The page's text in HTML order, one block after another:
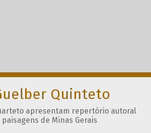
Quinteto
apresentam repertório autoral
de Minas Gerais